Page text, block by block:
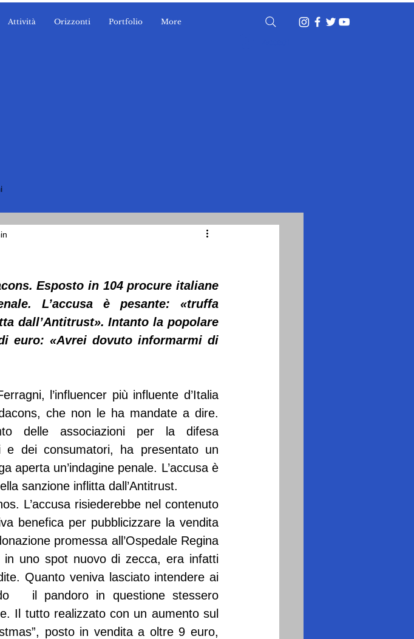
Attività Orizzonti Portfolio More
Esposto in 104 procure italiane
L’accusa è pesante: «truffa
dall’Antitrust». Intanto la popolare
euro: «Avrei dovuto informarmi di
l’influencer più influente d’Italia
che non le ha mandate a dire.
delle associazioni per la difesa
e dei consumatori, ha presentato un
aperta un’indagine penale. L’accusa è
sanzione inflitta dall’Antitrust.
L’accusa risiederebbe nel contenuto
benefica per pubblicizzare la vendita
promessa all’Ospedale Regina
in uno spot nuovo di zecca, era infatti
Quanto veniva lasciato intendere ai
il pandoro in questione stessero
Il tutto realizzato con un aumento sul
posto in vendita a oltre 9 euro,